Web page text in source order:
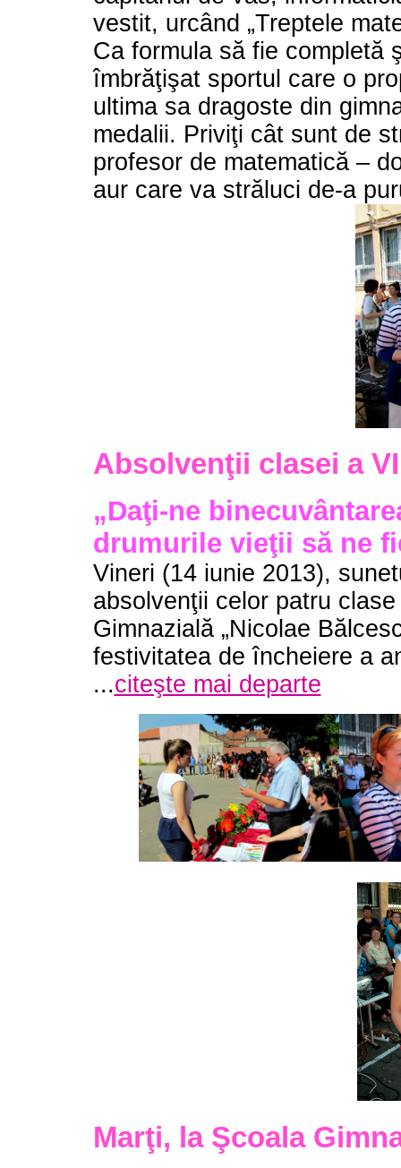
vestit, urcând „Treptele
Ca formula să fie completă
îmbrăţişat sportul care o
ultima sa dragoste din
medalii. Priviţi cât sunt de
profesor de matematică –
aur care va străluci de-a
Absolvenţii clasei a
„Daţi-ne
drumurile vieţii să ne
Vineri (14 iunie 2013),
absolvenţii celor patru
Gimnazială „Nicolae
festivitatea de încheiere a
...citeşte mai departe
Marţi, la Şcoala